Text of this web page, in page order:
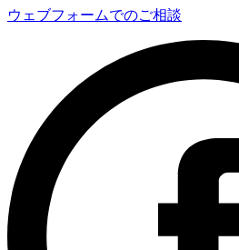
ウェブフォームでのご相談